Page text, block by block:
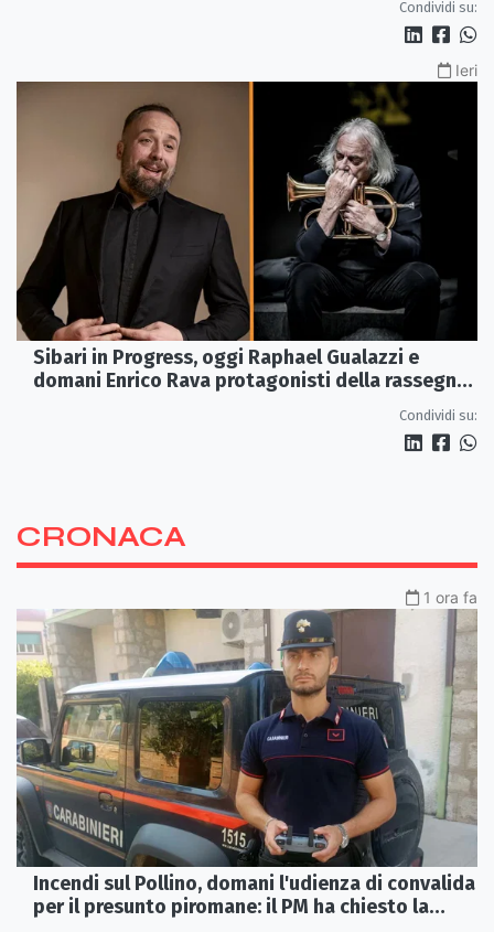
Condividi su:
Ieri
Sibari in Progress, oggi Raphael Gualazzi e
domani Enrico Rava protagonisti della rassegna
Condividi su:
CRONACA
1 ora fa
Incendi sul Pollino, domani l'udienza di convalida
per il presunto piromane: il PM ha chiesto la